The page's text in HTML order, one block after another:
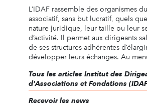
L’IDAF rassemble des organismes
associatif, sans but lucratif, quels
nature juridique, leur taille ou leur
d’activité. Il permet aux dirigeants
de ses structures adhérentes
développer leurs échanges. Au
Tous les articles Institut des
d'Associations et Fondations
Recevoir les news